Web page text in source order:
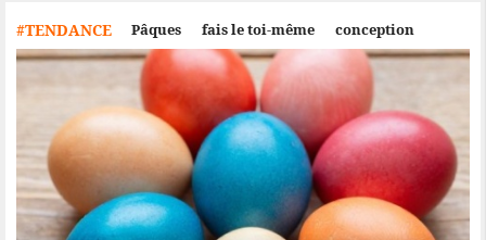
#TENDANCE Pâques fais le toi-même conception
meubles Sapin de Noël Nouvelle année